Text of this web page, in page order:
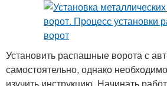
Установить распашные ворота с
самостоятельно, однако